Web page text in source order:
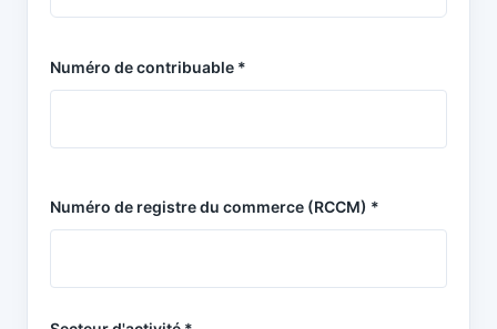
Numéro de contribuable *
Numéro de registre du commerce (RCCM) *